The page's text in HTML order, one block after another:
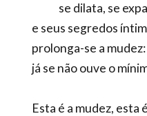
se dilata, se
e seus segredos
prolonga-se a
já se não ouve o
Esta é a mudez, esta